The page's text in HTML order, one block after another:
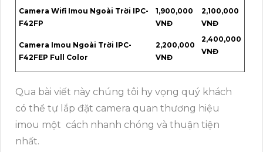
Camera Wifi Imou Ngoài Trời IPC-
F42FP
1,900,000
VNĐ
2,100,000
VNĐ
Camera Imou Ngoài Trời IPC-
F42FEP Full Color
2,200,000
VNĐ
2,400,000
VNĐ
Qua bài viết này chúng tôi hy vọng quý khách
có thể tự lắp đặt camera quan thương hiệu
imou một cách nhanh chóng và thuận tiện
nhất.